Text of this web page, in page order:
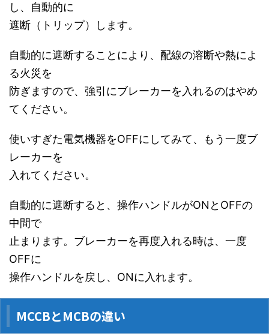
し、自動的に
遮断（トリップ）します。
自動的に遮断することにより、配線の溶断や熱によ
る火災を
防ぎますので、強引にブレーカーを入れるのはやめ
てください。
使いすぎた電気機器をOFFにしてみて、もう一度ブ
レーカーを
入れてください。
自動的に遮断すると、操作ハンドルがONとOFFの
中間で
止まります。ブレーカーを再度入れる時は、一度
OFFに
操作ハンドルを戻し、ONに入れます。
MCCBとMCBの違い